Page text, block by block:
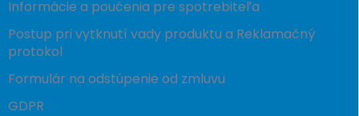
Informácie a poučenia pre spotrebiteľa
Postup pri vytknutí vady produktu a Reklamačný
protokol
Formulár na odstúpenie od zmluvu
GDPR